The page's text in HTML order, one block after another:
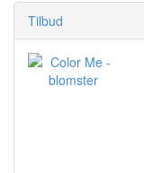
Tilbud